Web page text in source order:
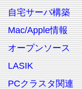
自宅サーバ構築
Mac/Apple情報
オープンソース
LASIK
PCクラスタ関連